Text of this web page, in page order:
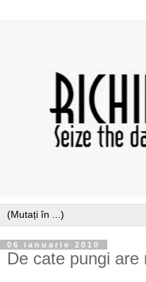
06 ianuarie 2010
De cate pungi are